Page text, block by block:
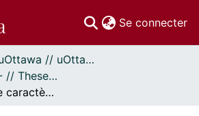
Se connecter
Thèses uOttawa // uOttawa Theses
- Thèses, 2011 - // Theses, 2011 -
Sade peintre de caractères ou la destitution des volontés d'absolu. Étude d'inspiration lefortienne